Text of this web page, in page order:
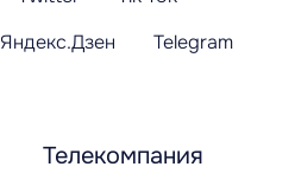
Телекомпания
Яндекс.Дзен
Telegram